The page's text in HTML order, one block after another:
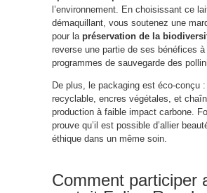
l’environnement. En choisissant ce
démaquillant, vous soutenez une
pour la préservation de la
reverse une partie de ses bénéfices à
programmes de sauvegarde des
De plus, le packaging est éco-conçu
recyclable, encres végétales, et
production à faible impact carbone.
prouve qu’il est possible d’allier
éthique dans un même soin.
Comment participer